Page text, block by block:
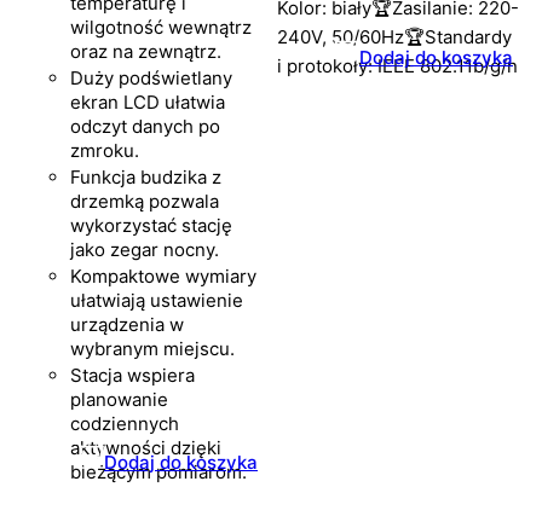
wilgotność wewnątrz
oraz na zewnątrz.
Duży podświetlany
ekran LCD ułatwia
odczyt danych po
zmroku.
Funkcja budzika z
drzemką pozwala
wykorzystać stację
jako zegar nocny.
Kompaktowe wymiary
ułatwiają ustawienie
urządzenia w
wybranym miejscu.
Stacja wspiera
planowanie
codziennych
aktywności dzięki
bieżącym pomiarom.
Dodaj do koszyka
Kolor: biały🏆Zasilanie: 220-
240V, 50/60Hz🏆Standardy
i protokoły: IEEE 802.11b/g/n
Dodaj do koszyka